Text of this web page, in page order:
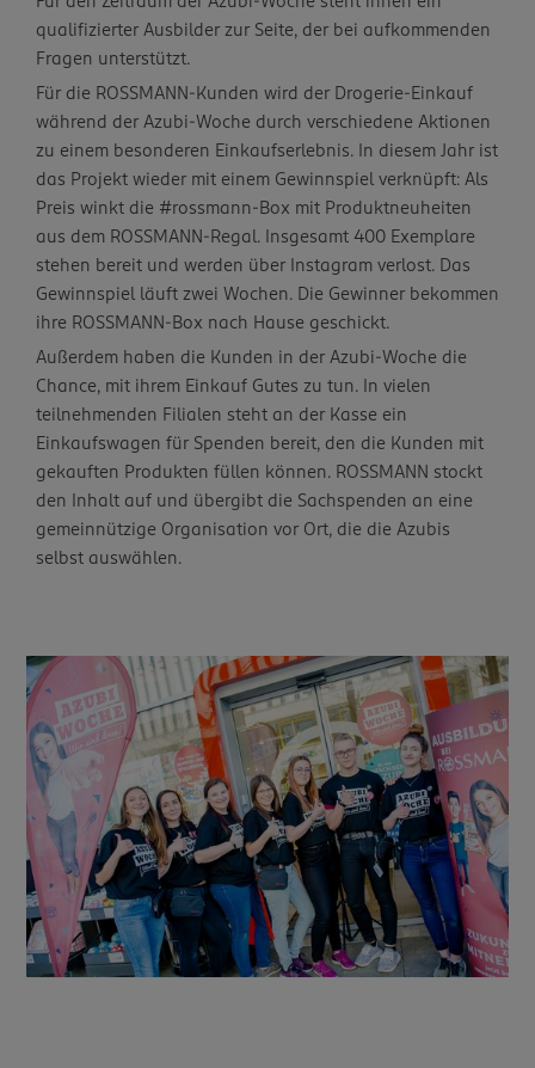
qualifizierter Ausbilder zur Seite, der bei aufkommenden
Fragen unterstützt.
Für die ROSSMANN-Kunden wird der Drogerie-Einkauf
während der Azubi-Woche durch verschiedene Aktionen
zu einem besonderen Einkaufserlebnis. In diesem Jahr ist
das Projekt wieder mit einem Gewinnspiel verknüpft: Als
Preis winkt die #rossmann-Box mit Produktneuheiten
aus dem ROSSMANN-Regal. Insgesamt 400 Exemplare
stehen bereit und werden über Instagram verlost. Das
Gewinnspiel läuft zwei Wochen. Die Gewinner bekommen
ihre ROSSMANN-Box nach Hause geschickt.
Außerdem haben die Kunden in der Azubi-Woche die
Chance, mit ihrem Einkauf Gutes zu tun. In vielen
teilnehmenden Filialen steht an der Kasse ein
Einkaufswagen für Spenden bereit, den die Kunden mit
gekauften Produkten füllen können. ROSSMANN stockt
den Inhalt auf und übergibt die Sachspenden an eine
gemeinnützige Organisation vor Ort, die die Azubis
selbst auswählen.